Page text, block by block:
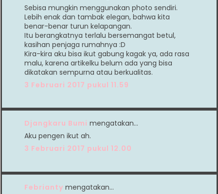
Sebisa mungkin menggunakan photo sendiri.
Lebih enak dan tambak elegan, bahwa kita
benar-benar turun kelapangan.
Itu berangkatnya terlalu bersemangat betul,
kasihan penjaga rumahnya :D
Kira-kira aku bisa ikut gabung kagak ya, ada rasa
malu, karena artikelku belum ada yang bisa
dikatakan sempurna atau berkualitas.
3 Februari 2017 pukul 11.59
Djangkaru Bumi mengatakan…
Aku pengen ikut ah.
3 Februari 2017 pukul 12.00
Febrianty mengatakan…